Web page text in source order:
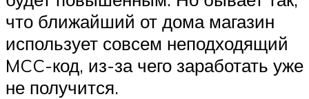
что ближайший от дома магазин
использует совсем неподходящий
MCC-код, из-за чего заработать уже
не получится.